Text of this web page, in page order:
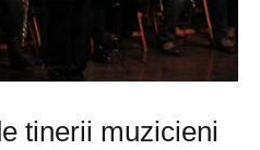
tinerii muzicieni